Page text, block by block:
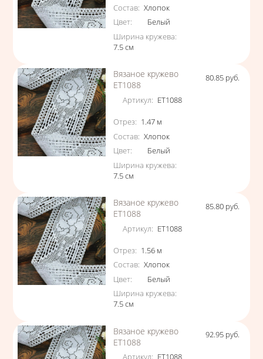
Состав: Хлопок
Цвет:
Белый
Ширина кружева:
7.5см
Вязаное кружево
ЕТ1088
Артикул: ЕТ1088
Характеристики
Отрез: 1.47 м
Состав: Хлопок
Цвет:
Белый
Ширина кружева:
7.5см
Цена
80.85 руб.
Вязаное кружево
ЕТ1088
Артикул: ЕТ1088
Характеристики
Отрез: 1.56 м
Состав: Хлопок
Цвет:
Белый
Ширина кружева:
7.5см
Цена
85.80 руб.
Вязаное кружево
ЕТ1088
Артикул: ЕТ1088
Цена
92.95 руб.